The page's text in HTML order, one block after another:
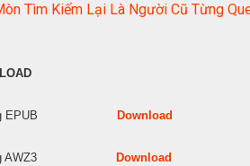
Tìm Kiếm Lại Là Người Cũ Từng
EPUB Download
AWZ3 Download